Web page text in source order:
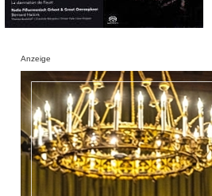
Anzeige